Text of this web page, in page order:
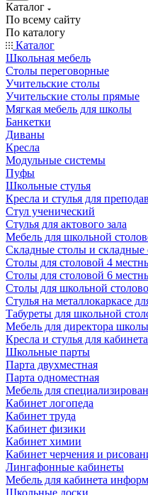
Каталог
По всему сайту
По каталогу
Каталог
Школьная мебель
Столы переговорные
Учительские столы
Учительские столы прямые
Мягкая мебель для школы
Банкетки
Диваны
Кресла
Модульные системы
Пуфы
Школьные стулья
Кресла и стулья для
Стул ученический
Стулья для актового зала
Мебель для школьной
Складные столы и складные
Столы для столовой 4
Столы для столовой 6
Столы для школьной
Стулья на металлокаркасе
Табуреты для школьной
Мебель для директора школы
Кресла и стулья для
Школьные парты
Парта двухместная
Парта одноместная
Мебель для
Кабинет логопеда
Кабинет труда
Кабинет физики
Кабинет химии
Кабинет черчения и
Лингафонные кабинеты
Мебель для кабинета
Школьные доски